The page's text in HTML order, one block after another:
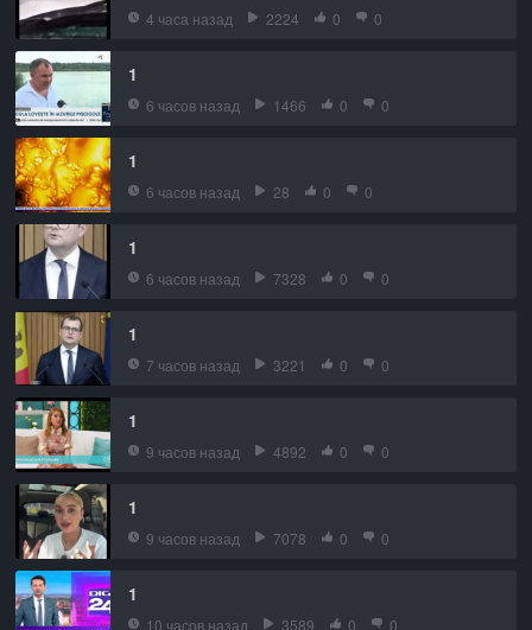
4 часа назад 2224 0 0
1
6 часов назад 1466 0 0
1
6 часов назад 28 0 0
1
6 часов назад 7328 0 0
1
7 часов назад 3221 0 0
1
9 часов назад 4892 0 0
1
9 часов назад 7078 0 0
1
10 часов назад 3589 0 0